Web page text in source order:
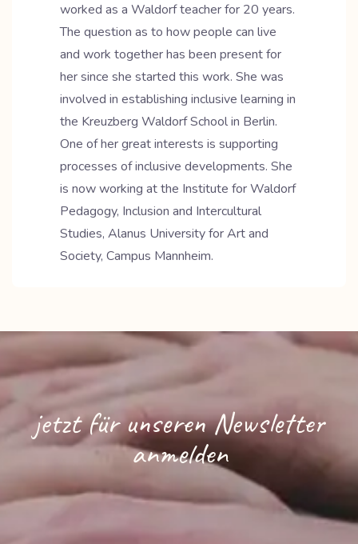
worked as a Waldorf teacher for 20 years.
The question as to how people can live
and work together has been present for
her since she started this work. She was
involved in establishing inclusive learning in
the Kreuzberg Waldorf School in Berlin.
One of her great interests is supporting
processes of inclusive developments. She
is now working at the Institute for Waldorf
Pedagogy, Inclusion and Intercultural
Studies, Alanus University for Art and
Society, Campus Mannheim.
jetzt für unseren Newsletter
anmelden